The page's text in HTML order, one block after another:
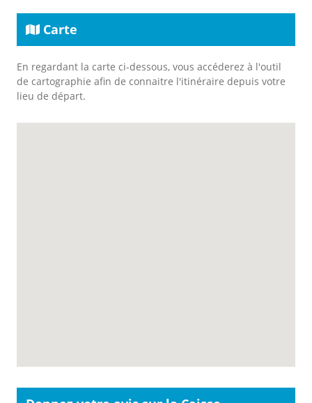
Carte
En regardant la carte ci-dessous, vous accéderez à l'outil
de cartographie afin de connaitre l'itinéraire depuis votre
lieu de départ.